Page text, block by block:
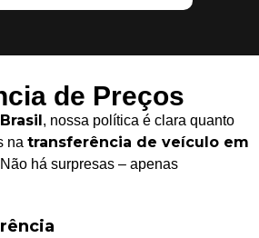
de Preços
, nossa política é clara quanto
na transferência de veículo em
há surpresas – apenas